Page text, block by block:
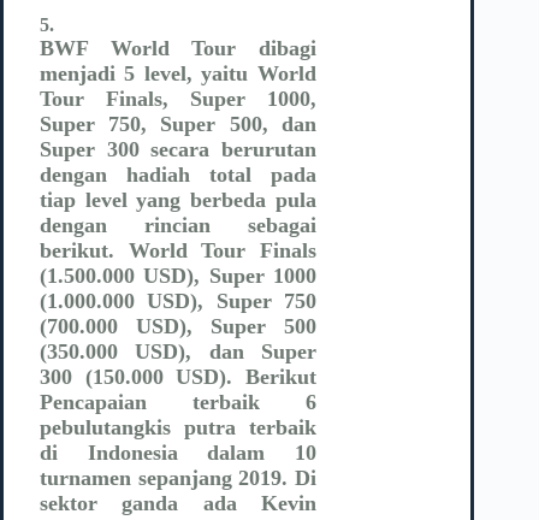
5.
BWF World Tour dibagi
menjadi 5 level, yaitu World
Tour Finals, Super 1000,
Super 750, Super 500, dan
Super 300 secara berurutan
dengan hadiah total pada
tiap level yang berbeda pula
dengan rincian sebagai
berikut. World Tour Finals
(1.500.000 USD), Super 1000
(1.000.000 USD), Super 750
(700.000 USD), Super 500
(350.000 USD), dan Super
300 (150.000 USD). Berikut
Pencapaian terbaik 6
pebulutangkis putra terbaik
di Indonesia dalam 10
turnamen sepanjang 2019. Di
sektor ganda ada Kevin